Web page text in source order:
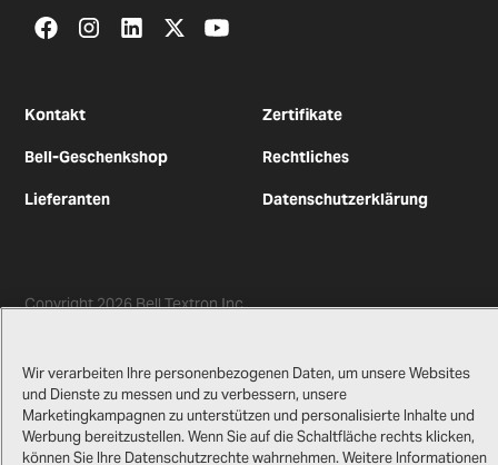
Kontakt
Bell-Geschenkshop
Lieferanten
Zertifikate
Rechtliches
Datenschutzerklärung
Copyright2026Bell Textron Inc.
Wir verarbeiten Ihre personenbezogenen Daten, um unsere Websites
und Dienste zu messen und zu verbessern, unsere
Marketingkampagnen zu unterstützen und personalisierte Inhalte und
Werbung bereitzustellen. Wenn Sie auf die Schaltfläche rechts klicken,
können Sie Ihre Datenschutzrechte wahrnehmen. Weitere Informationen